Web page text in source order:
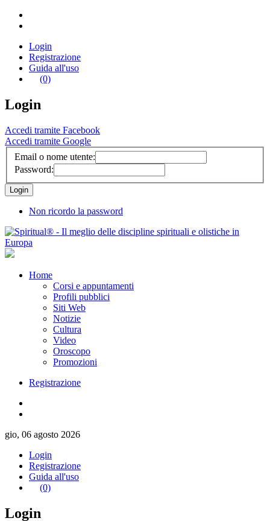
Login
Registrazione
Guida all'uso
(0)
Login
Accedi tramite Facebook
Accedi tramite Google
Email o nome utente:
Password:
Non ricordo la password
Home
Corsi e appuntamenti
Profili pubblici
Siti Web
Notizie
Cultura
Video
Oroscopo
Promozioni
Registrazione
gio, 06 agosto 2026
Login
Registrazione
Guida all'uso
(0)
Login